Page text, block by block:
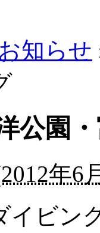
お知らせ
公園
2012年6
イビン